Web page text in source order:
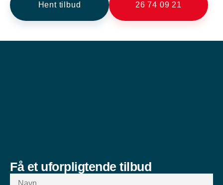
Hent tilbud 26 74 09 21
Få et uforpligtende tilbud